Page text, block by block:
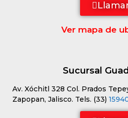
Ver mapa de
Sucursal
Av. Xóchitl 328 Col. Prados
Zapopan, Jalisco. Tels. (33)